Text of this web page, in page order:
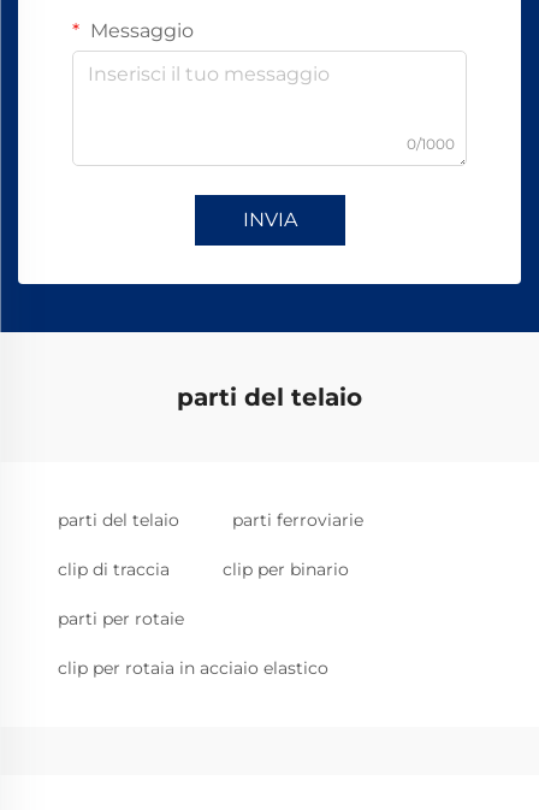
Messaggio
0/1000
INVIA
parti del telaio
parti del telaio parti ferroviarie
clip di traccia clip per binario
parti per rotaie
clip per rotaia in acciaio elastico